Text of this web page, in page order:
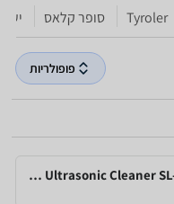
Tyroler סופר קלאס
פופולריות
מכשיר ניקוי ושטיפה Sunlu Ultrasonic Cleaner SL-UC01